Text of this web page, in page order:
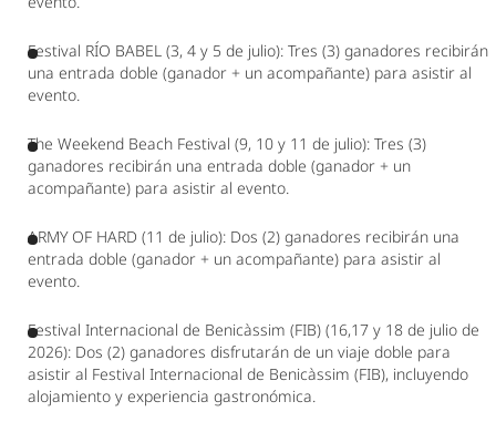
Festival RÍO BABEL (3, 4 y 5 de julio): Tres (3) ganadores recibirán
una entrada doble (ganador + un acompañante) para asistir al
evento.
The Weekend Beach Festival (9, 10 y 11 de julio): Tres (3)
ganadores recibirán una entrada doble (ganador + un
acompañante) para asistir al evento.
ARMY OF HARD (11 de julio): Dos (2) ganadores recibirán una
entrada doble (ganador + un acompañante) para asistir al
evento.
Festival Internacional de Benicàssim (FIB) (16,17 y 18 de julio de
2026): Dos (2) ganadores disfrutarán de un viaje doble para
asistir al Festival Internacional de Benicàssim (FIB), incluyendo
alojamiento y experiencia gastronómica.